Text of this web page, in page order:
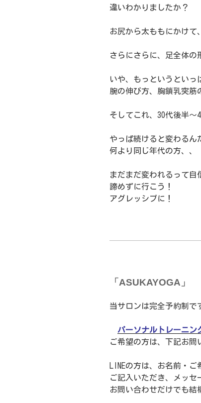
違いわかりましたか？
お尻から太ももにかけて
さらにさらに、足全体の
いや、もっというといっ
腕の伸び方、胸鎖乳突筋
そしてこれ、30代後半〜
やっぱ続けると変わるん
何より同じ年代の方、、
まだまだ変われるって自
諦めずに行こう！
アグレッシブに！
「ASUKAYOGA」
当サロンは完全予約制で
パーソナルトレーニン
ご希望の方は、下記お問
LINEの方は、お名前・
ご記入いただき、メッセ
お問い合わせだけでも結